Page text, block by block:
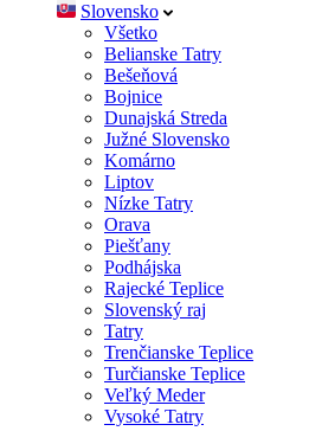
Slovensko
Všetko
Belianske Tatry
Bešeňová
Bojnice
Dunajská Streda
Južné Slovensko
Komárno
Liptov
Nízke Tatry
Orava
Piešťany
Podhájska
Rajecké Teplice
Slovenský raj
Tatry
Trenčianske Teplice
Turčianske Teplice
Veľký Meder
Vysoké Tatry